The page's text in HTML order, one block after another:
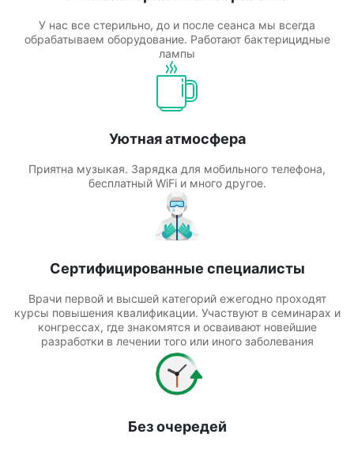
У нас все стерильно, до и после сеанса мы всегда
обрабатываем оборудование. Работают бактерицидные
лампы
Уютная атмосфера
Приятна музыкая. Зарядка для мобильного телефона,
бесплатный WiFi и много другое.
Сертифицированные специалисты
Врачи первой и высшей категорий ежегодно проходят
курсы повышения квалификации. Участвуют в семинарах и
конгрессах, где знакомятся и осваивают новейшие
разработки в лечении того или иного заболевания
Без очередей